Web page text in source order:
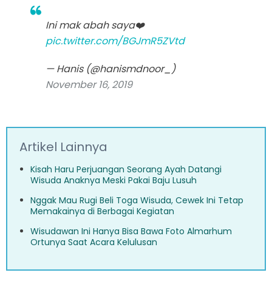
Ini mak abah saya❤️
pic.twitter.com/BGJmR5ZVtd
— Hanis (@hanismdnoor_)
November 16, 2019
Artikel Lainnya
Kisah Haru Perjuangan Seorang Ayah Datangi
Wisuda Anaknya Meski Pakai Baju Lusuh
Nggak Mau Rugi Beli Toga Wisuda, Cewek Ini Tetap
Memakainya di Berbagai Kegiatan
Wisudawan Ini Hanya Bisa Bawa Foto Almarhum
Ortunya Saat Acara Kelulusan